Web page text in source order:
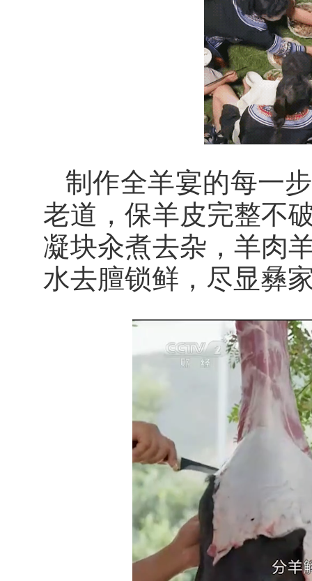
制作全羊宴的每一
老道，保羊皮完整不
凝块汆煮去杂，羊肉
水去膻锁鲜，尽显彝